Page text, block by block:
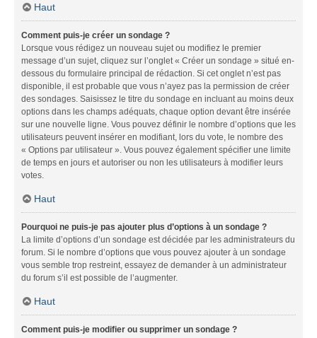
Haut
Comment puis-je créer un sondage ?
Lorsque vous rédigez un nouveau sujet ou modifiez le premier
message d’un sujet, cliquez sur l’onglet « Créer un sondage » situé en-
dessous du formulaire principal de rédaction. Si cet onglet n’est pas
disponible, il est probable que vous n’ayez pas la permission de créer
des sondages. Saisissez le titre du sondage en incluant au moins deux
options dans les champs adéquats, chaque option devant être insérée
sur une nouvelle ligne. Vous pouvez définir le nombre d’options que les
utilisateurs peuvent insérer en modifiant, lors du vote, le nombre des
« Options par utilisateur ». Vous pouvez également spécifier une limite
de temps en jours et autoriser ou non les utilisateurs à modifier leurs
votes.
Haut
Pourquoi ne puis-je pas ajouter plus d’options à un sondage ?
La limite d’options d’un sondage est décidée par les administrateurs du
forum. Si le nombre d’options que vous pouvez ajouter à un sondage
vous semble trop restreint, essayez de demander à un administrateur
du forum s’il est possible de l’augmenter.
Haut
Comment puis-je modifier ou supprimer un sondage ?